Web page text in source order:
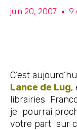
juin 20, 2007 9
C’est
Lance de Lug,
librairies
je pourrai
votre part sur